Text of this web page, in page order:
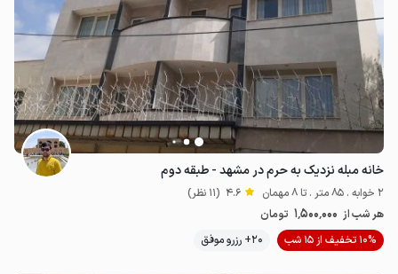
خانه مبله نزدیک به حرم در مشهد - طبقه دوم
2 خوابه . 85 متر . تا 8 مهمان 4.6 (11 نظر)
هر شب از 1٬500٬000 تومان
10% تخفیف از 15 شب
20+ رزرو موفق